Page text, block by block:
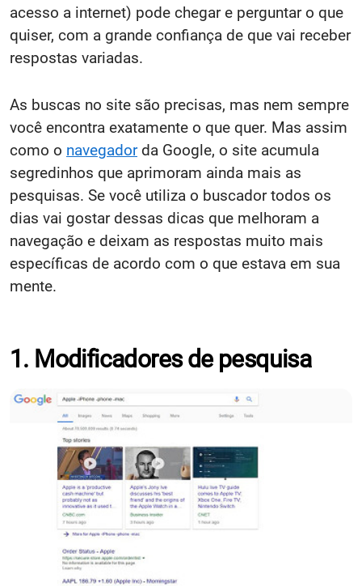
acesso a internet) pode chegar e perguntar o que
quiser, com a grande confiança de que vai receber
respostas variadas.
As buscas no site são precisas, mas nem sempre
você encontra exatamente o que quer. Mas assim
como o navegadorda Google, o site acumula
segredinhos que aprimoram ainda mais as
pesquisas. Se você utiliza o buscador todos os
dias vai gostar dessas dicas que melhoram a
navegação e deixam as respostas muito mais
específicas de acordo com o que estava em sua
mente.
1. Modificadores de pesquisa